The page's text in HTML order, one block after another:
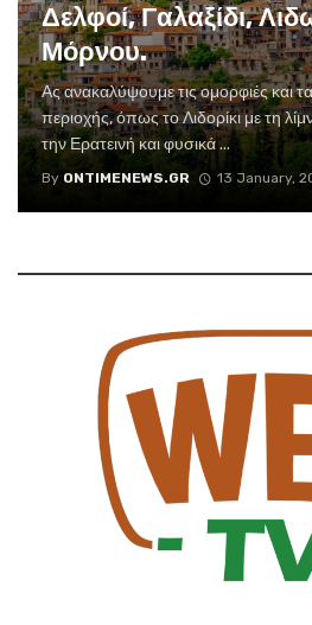
Δελφοί, Γαλαξίδι,
Μόρνου.
Ας ανακαλύψουμε τις ομορφιές και
περιοχής, όπως το Λιδορίκι με τη
την Ερατεινή και φυσικά ...
By ONTIMENEWS.GR 13 January,